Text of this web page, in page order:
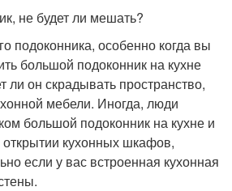
не будет ли мешать?
подоконника, особенно когда вы
большой подоконник на кухне
ли он скрадывать пространство,
мебели. Иногда, люди
большой подоконник на кухне и
кухонных шкафов,
если у вас встроенная кухонная